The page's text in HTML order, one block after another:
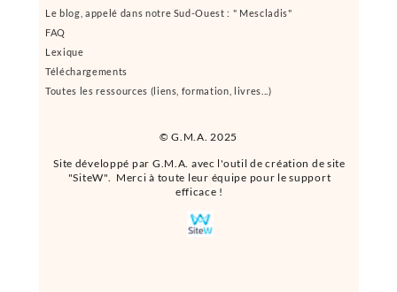
© G.M.A. 2025
Site développé par G.M.A. avec l'outil de création de site
"SiteW". Merci à toute leur équipe pour le support
efficace !
Le blog, appelé dans notre Sud-Ouest : " Mescladis"
FAQ
Lexique
Téléchargements
Toutes les ressources (liens, formation, livres...)